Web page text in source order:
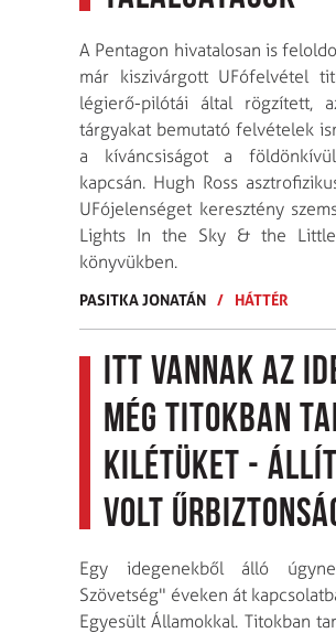
A Pentagon hivatalosan is
már kiszivárgott UFófelvétel
légierő-pilótái által rögzített,
tárgyakat bemutató felvételek
a kíváncsiságot a
kapcsán. Hugh Ross
UFójelenséget keresztény
Lights In the Sky & the
könyvükben.
PASITKA JONATÁN / HÁTTÉR
Itt vannak az
még titokban
kilétüket -
volt
Egy idegenekből álló
Szövetség" éveken át
Egyesült Államokkal. Titokban